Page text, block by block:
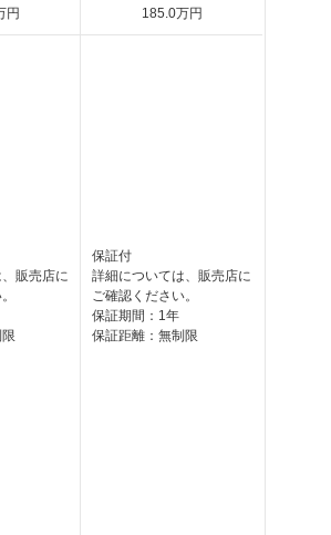
円 185.0万円
販売店に
保証付
詳細については、販売店に
ご確認ください。
保証期間：1年
保証距離：無制限